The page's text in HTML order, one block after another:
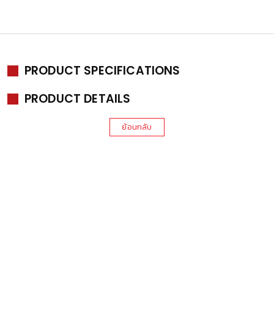
PRODUCT SPECIFICATIONS
PRODUCT DETAILS
ย้อนกลับ